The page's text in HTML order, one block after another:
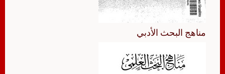
مناهج البحث الأدبي